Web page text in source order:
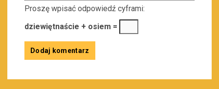
Proszę wpisać odpowiedź cyframi:
dziewiętnaście + osiem =